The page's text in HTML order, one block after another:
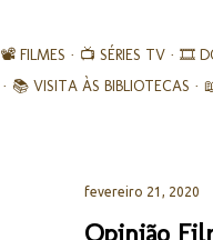
📽️ FILMES 📺 SÉRIES TV 🎞︎
📚︎ VISITA ÀS BIBLIOTECAS
fevereiro 21, 2020
Opinião